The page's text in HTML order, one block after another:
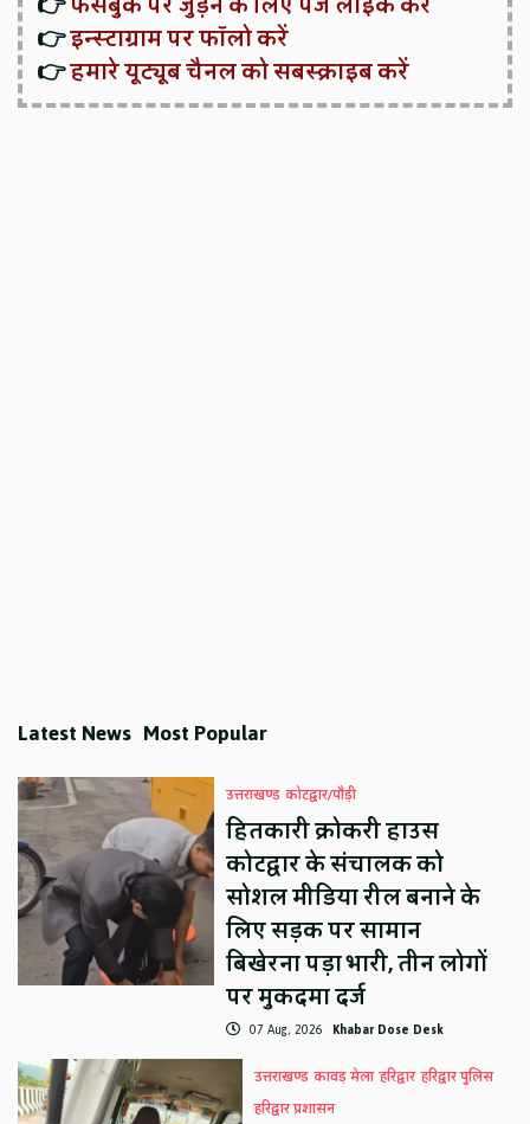
👉इन्स्टाग्राम पर फॉलो करें
👉हमारे यूट्यूब चैनल को सबस्क्राइब करें
Latest News Most Popular
उत्तराखण्ड कोटद्वार/पौड़ी
हितकारी क्रोकरी हाउस
कोटद्वार के संचालक को
सोशल मीडिया रील बनाने के
लिए सड़क पर सामान
बिखेरना पड़ा भारी, तीन लोगों
पर मुकदमा दर्ज
07 Aug, 2026 Khabar Dose Desk
उत्तराखण्ड कावड़ मेला हरिद्वार हरिद्वार पुलिस
हरिद्वार प्रशासन